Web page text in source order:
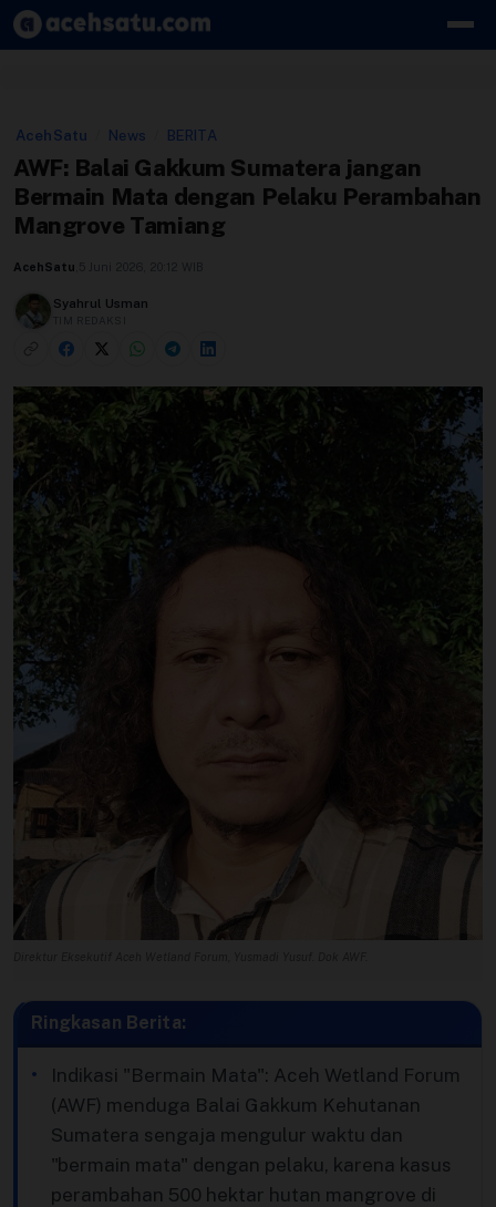
Skip to content
Kebijakan Cookie
Kebijakan Cookies
Panduan
Pasang Iklan
Pedoman Media Siber
Perusahaan
Profil
Sistem Redaksi
Statistik
Surat Masuk
Baca Surat
Tambah Kontributor
Trustworthy
Video
AcehSatu News BERITA
AWF: Balai Gakkum Sumatera jangan
Bermain Mata dengan Pelaku Perambahan
Mangrove Tamiang
AcehSatu
Syahrul Usman
Ringkasan Berita:
Indikasi "Bermain Mata": Aceh Wetland Forum
(AWF) menduga Balai Gakkum Kehutanan
Sumatera sengaja mengulur waktu dan
"bermain mata" dengan pelaku, karena kasus
perambahan 500 hektar hutan mangrove di